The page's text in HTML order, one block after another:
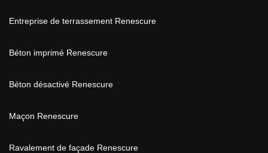
Entreprise de terrassement Renescure
Béton imprimé Renescure
Béton désactivé Renescure
Maçon Renescure
Ravalement de façade Renescure